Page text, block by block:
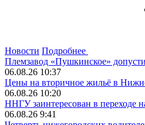
Новости Подробнее
Племзавод «Пушкинское»
06.08.26 10:37
Цены на вторичное жильё в
06.08.26 10:20
ННГУ заинтересован в переходе
06.08.26 9:41